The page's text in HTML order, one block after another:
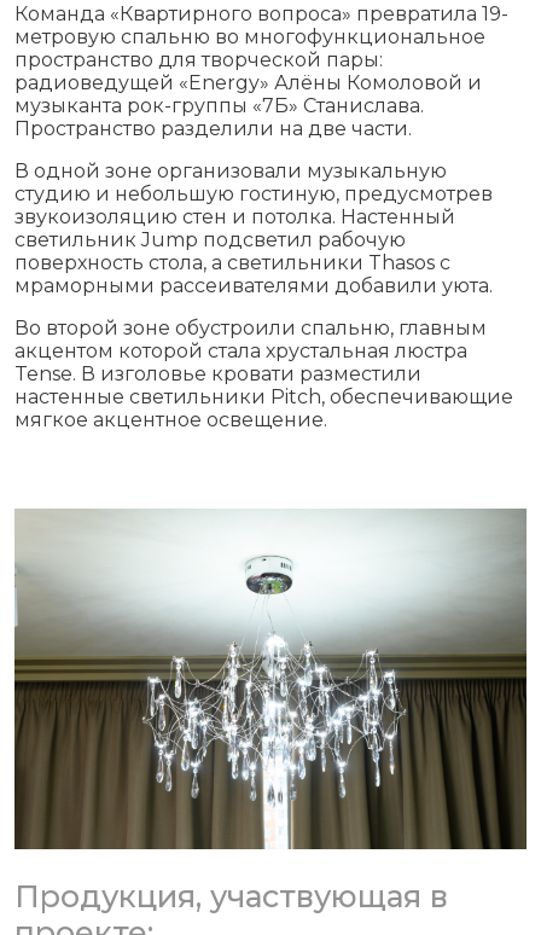
Команда «Квартирного вопроса» превратила 19-
метровую спальню во многофункциональное
пространство для творческой пары:
радиоведущей «Energy» Алёны Комоловой и
музыканта рок-группы «7Б» Станислава.
Пространство разделили на две части.
В одной зоне организовали музыкальную
студию и небольшую гостиную, предусмотрев
звукоизоляцию стен и потолка. Настенный
светильник Jump подсветил рабочую
поверхность стола, а светильники Thasos с
мраморными рассеивателями добавили уюта.
Во второй зоне обустроили спальню, главным
акцентом которой стала хрустальная люстра
Tense. В изголовье кровати разместили
настенные светильники Pitch, обеспечивающие
мягкое акцентное освещение.
Продукция, участвующая в